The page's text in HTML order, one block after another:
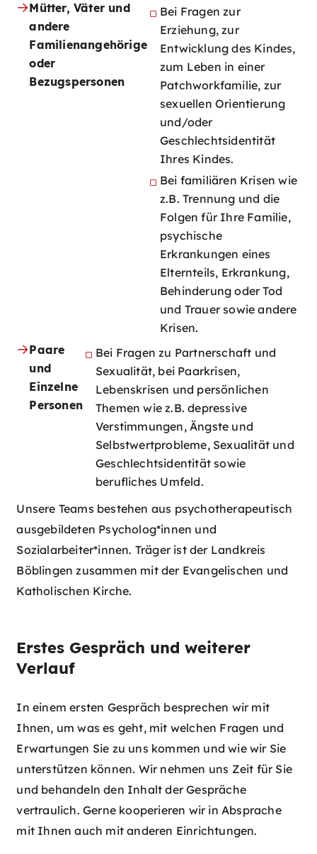
Mütter, Väter und
andere
Familienangehörige
oder
Bezugspersonen
Bei Fragen zur
Erziehung, zur
Entwicklung des Kindes,
zum Leben in einer
Patchworkfamilie, zur
sexuellen Orientierung
und/oder
Geschlechtsidentität
Ihres Kindes.
Bei familiären Krisen wie
z.B. Trennung und die
Folgen für Ihre Familie,
psychische
Erkrankungen eines
Elternteils, Erkrankung,
Behinderung oder Tod
und Trauer sowie andere
Krisen.
Paare
und
Einzelne
Personen
Bei Fragen zu Partnerschaft und
Sexualität, bei Paarkrisen,
Lebenskrisen und persönlichen
Themen wie z.B. depressive
Verstimmungen, Ängste und
Selbstwertprobleme, Sexualität und
Geschlechtsidentität sowie
berufliches Umfeld.
Unsere Teams bestehen aus psychotherapeutisch
ausgebildeten Psycholog*innen und
Sozialarbeiter*innen. Träger ist der Landkreis
Böblingen zusammen mit der Evangelischen und
Katholischen Kirche.
Erstes Gespräch und weiterer
Verlauf
In einem ersten Gespräch besprechen wir mit
Ihnen, um was es geht, mit welchen Fragen und
Erwartungen Sie zu uns kommen und wie wir Sie
unterstützen können. Wir nehmen uns Zeit für Sie
und behandeln den Inhalt der Gespräche
vertraulich. Gerne kooperieren wir in Absprache
mit Ihnen auch mit anderen Einrichtungen.